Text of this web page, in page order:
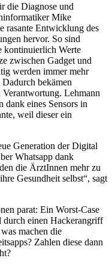
die Diagnose und
Mike
rasante Entwicklung des
hervor. So sind
kontinuierlich Werte
zwischen Gadget und
werden immer mehr
bekämen
Lehmann
dank eines Sensors in
weil dieser ein
Generation der Digital
Whatsapp dank
die ÄrztInnen mehr zu
Gesundheit selbst“, sagt
parat: Ein Worst-Case
durch einen Hackerangriff
machen die
Zahlen diese dann